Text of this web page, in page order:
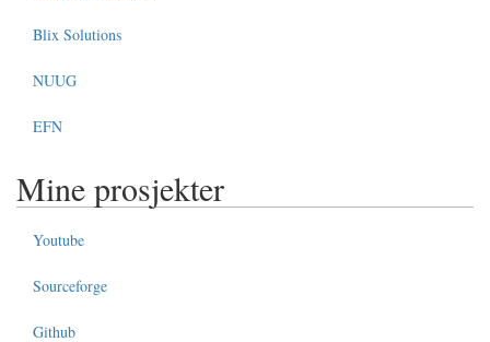
Blix Solutions
NUUG
EFN
Mine prosjekter
Youtube
Sourceforge
Github